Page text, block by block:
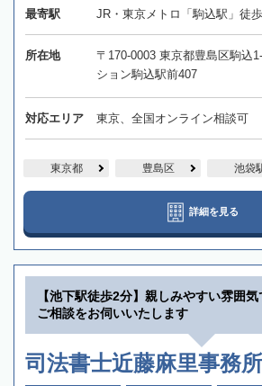
最寄駅 JR・東京メトロ「駒込駅」徒
所在地
〒170-0003 東京都豊島区駒込
ション駒込駅前407
対応エリア 東京、全国オンライン相談可
東京都 豊島区 池袋
詳細を見る
【池下駅徒歩2分】親しみやすい雰囲
ご相談をお伺いいたします
司法書士近藤麻里事務所